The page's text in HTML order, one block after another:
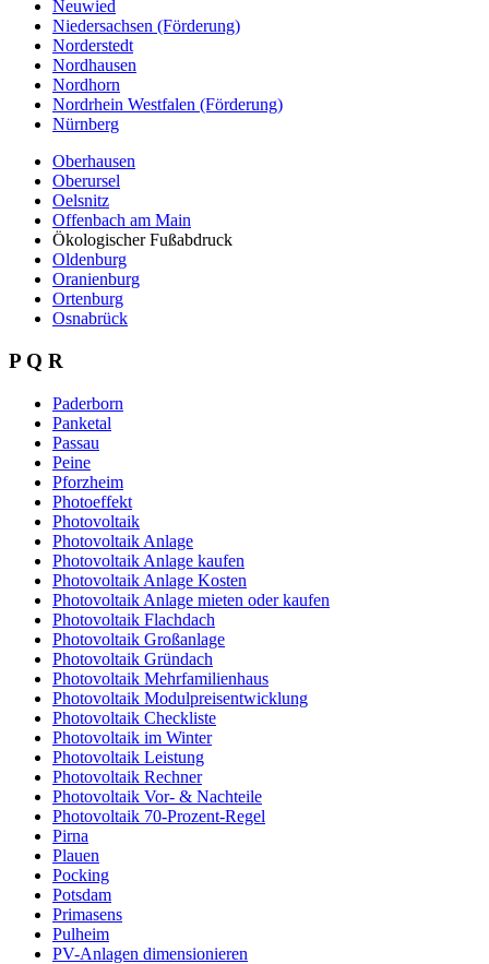
Neuwied
Niedersachsen (Förderung)
Norderstedt
Nordhausen
Nordhorn
Nordrhein Westfalen (Förderung)
Nürnberg
Oberhausen
Oberursel
Oelsnitz
Offenbach am Main
Ökologischer Fußabdruck
Oldenburg
Oranienburg
Ortenburg
Osnabrück
P Q R
Paderborn
Panketal
Passau
Peine
Pforzheim
Photoeffekt
Photovoltaik
Photovoltaik Anlage
Photovoltaik Anlage kaufen
Photovoltaik Anlage Kosten
Photovoltaik Anlage mieten oder kaufen
Photovoltaik Flachdach
Photovoltaik Großanlage
Photovoltaik Gründach
Photovoltaik Mehrfamilienhaus
Photovoltaik Modulpreisentwicklung
Photovoltaik Checkliste
Photovoltaik im Winter
Photovoltaik Leistung
Photovoltaik Rechner
Photovoltaik Vor- & Nachteile
Photovoltaik 70-Prozent-Regel
Pirna
Plauen
Pocking
Potsdam
Primasens
Pulheim
PV-Anlagen dimensionieren